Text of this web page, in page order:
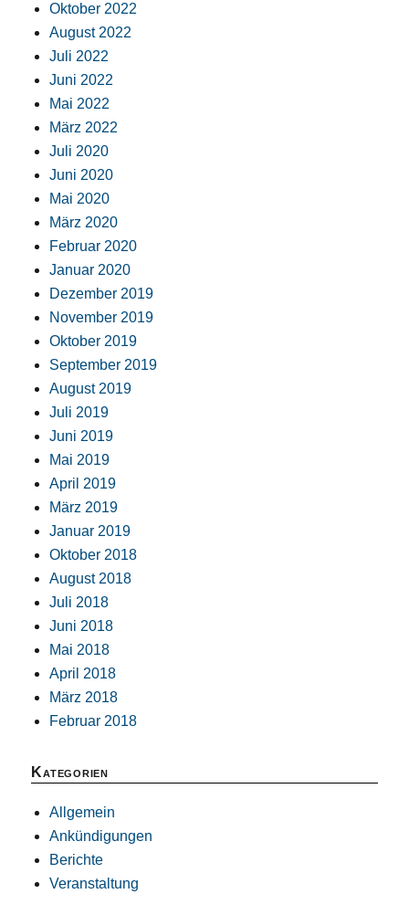
Oktober 2022
August 2022
Juli 2022
Juni 2022
Mai 2022
März 2022
Juli 2020
Juni 2020
Mai 2020
März 2020
Februar 2020
Januar 2020
Dezember 2019
November 2019
Oktober 2019
September 2019
August 2019
Juli 2019
Juni 2019
Mai 2019
April 2019
März 2019
Januar 2019
Oktober 2018
August 2018
Juli 2018
Juni 2018
Mai 2018
April 2018
März 2018
Februar 2018
Kategorien
Allgemein
Ankündigungen
Berichte
Veranstaltung